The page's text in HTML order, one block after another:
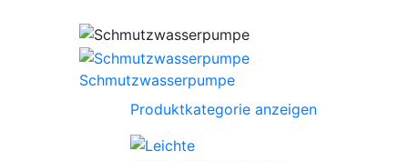
Schmutzwasserpumpe
Produktkategorie anzeigen